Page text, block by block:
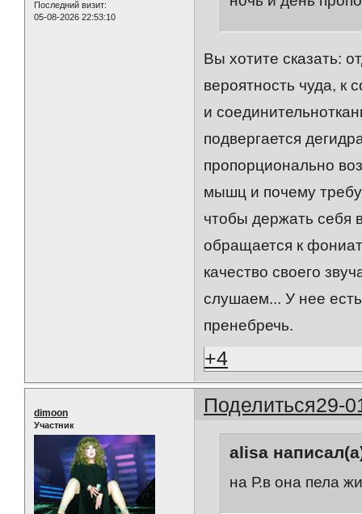
Последний визит:
05-08-2026 22:53:10
Вы хотите сказать:
вероятность чуда,
и
подвергается
пропорционально
мышц и почему
чтобы держать себя
обращается к
качество своего
слушаем... У нее
пренебречь.
+4
Поделиться29-
dimoon
Участник
alisa
на Р.в она пела